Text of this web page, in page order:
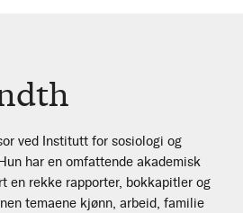
ved Institutt for sosiologi og
har en omfattende akademisk
en rekke rapporter, bokkapitler og
temaene kjønn, arbeid, familie